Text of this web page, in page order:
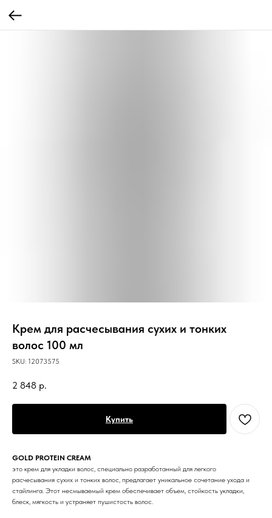
Крем для расчесывания сухих и тонких
волос 100 мл
SKU: 12073575
2 848 р.
Купить
GOLD PROTEIN CREAM
это крем для укладки волос, специально разработанный для легкого
расчесывания сухих и тонких волос, предлагает уникальное сочетание ухода и
стайлинга. Этот несмываемый крем обеспечивает объем, стойкость укладки,
блеск, мягкость и устраняет пушистость волос.